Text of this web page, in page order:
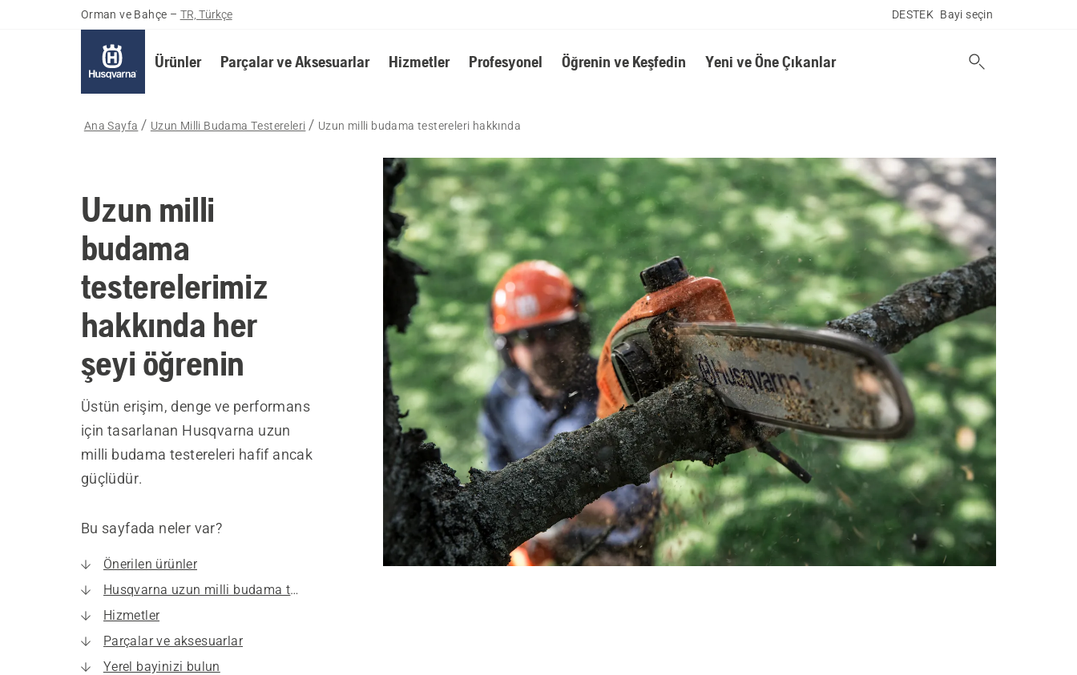
Orman ve Bahçe – TR, Türkçe DESTEK Bayi seçin
Ürünler Parçalar ve Aksesuarlar Hizmetler Profesyonel Öğrenin ve Keşfedin Yeni ve Öne Çıkanlar
Ana Sayfa Uzun Milli Budama Testereleri Uzun milli budama testereleri hakkında
Uzun milli
budama
testerelerimiz
hakkında her
şeyi öğrenin
Üstün erişim, denge ve performans
için tasarlanan Husqvarna uzun
milli budama testereleri hafif ancak
güçlüdür.
Bu sayfada neler var?
Önerilen ürünler
Husqvarna uzun milli budama testereleri
Hizmetler
Parçalar ve aksesuarlar
Yerel bayinizi bulun